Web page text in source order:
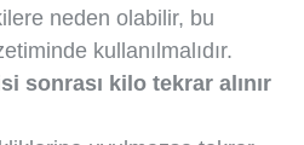
neden olabilir, bu
kullanılmalıdır.
sonrası kilo tekrar alınır